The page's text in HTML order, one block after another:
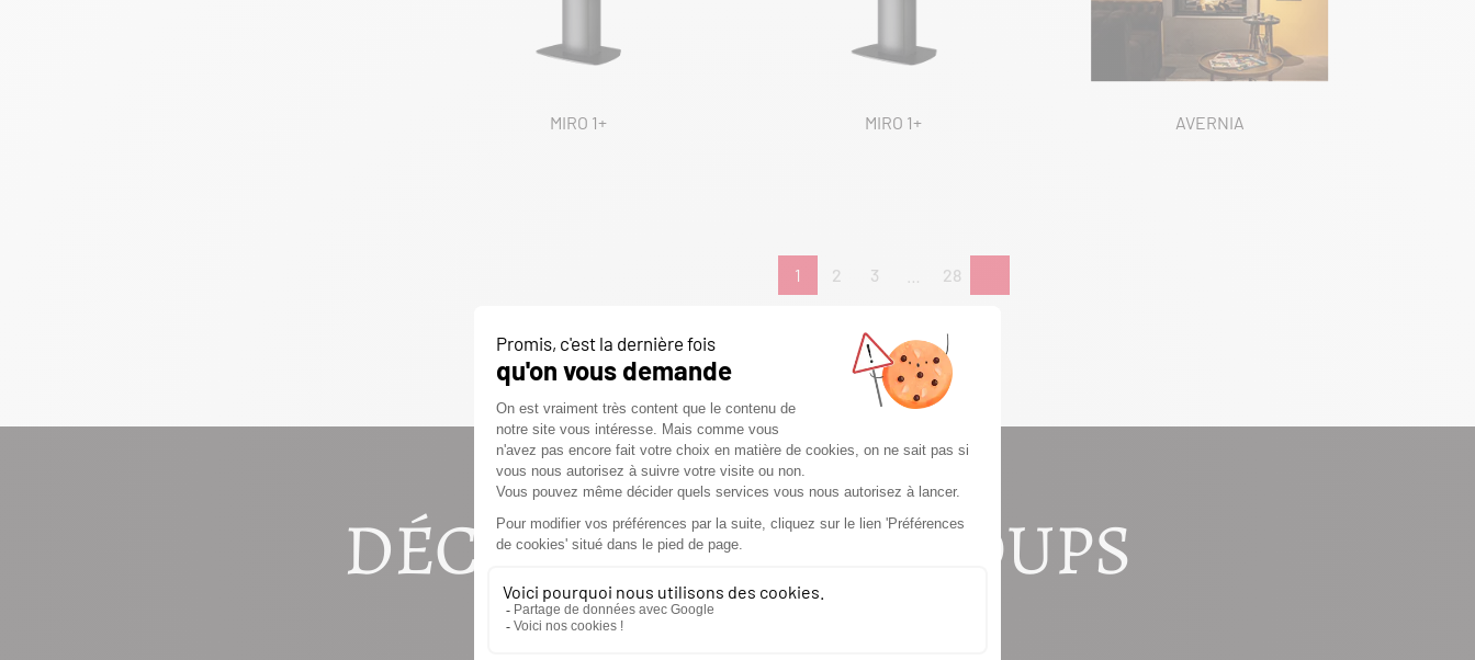
MIRO 1+ MIRO 1+ AVERNIA
1 2 3 28
DÉCOUVREZ NOS COUPS
DE COEURS